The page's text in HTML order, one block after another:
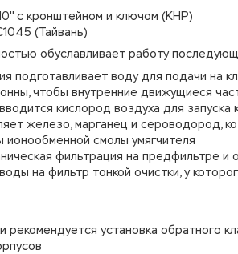
с кронштейном и ключом (КНР)
(Тайвань)
обуславливает работу
подготавливает воду для подачи на
чтобы внутренние движущиеся
кислород воздуха для
железо, марганец и сероводород,
ионообменной смолы умягчителя
фильтрация на предфильтре
на фильтр тонкой очистки, у
рекомендуется установка обратного